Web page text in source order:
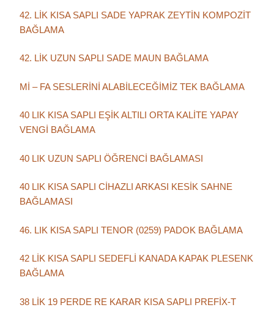
42. LİK KISA SAPLI SADE YAPRAK ZEYTİN KOMPOZİT
BAĞLAMA
42. LİK UZUN SAPLI SADE MAUN BAĞLAMA
Mİ – FA SESLERİNİ ALABİLECEĞİMİZ TEK BAĞLAMA
40 LIK KISA SAPLI EŞİK ALTILI ORTA KALİTE YAPAY
VENGİ BAĞLAMA
40 LIK UZUN SAPLI ÖĞRENCİ BAĞLAMASI
40 LIK KISA SAPLI CİHAZLI ARKASI KESİK SAHNE
BAĞLAMASI
46. LIK KISA SAPLI TENOR (0259) PADOK BAĞLAMA
42 LİK KISA SAPLI SEDEFLİ KANADA KAPAK PLESENK
BAĞLAMA
38 LİK 19 PERDE RE KARAR KISA SAPLI PREFİX-T